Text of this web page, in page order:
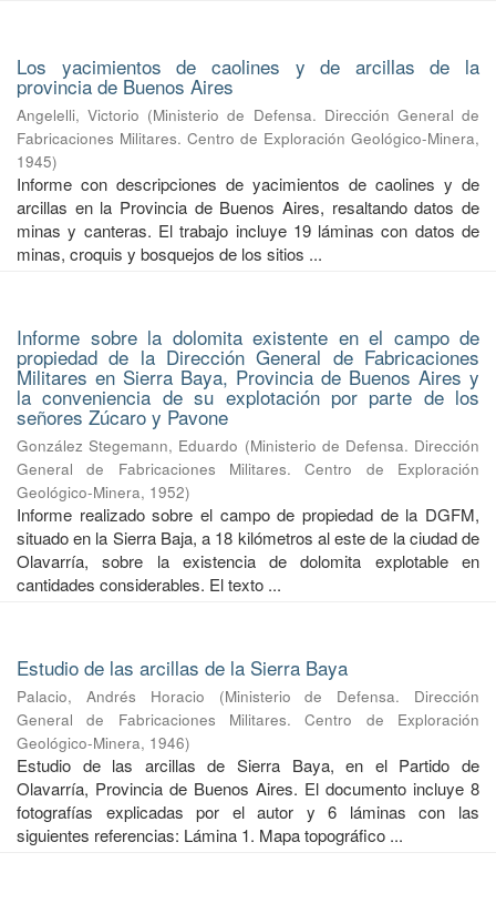
Los yacimientos de caolines y de arcillas de la
provincia de Buenos Aires
Angelelli, Victorio (Ministerio de Defensa. Dirección General de
Fabricaciones Militares. Centro de Exploración Geológico-Minera,
1945)
Informe con descripciones de yacimientos de caolines y de
arcillas en la Provincia de Buenos Aires, resaltando datos de
minas y canteras. El trabajo incluye 19 láminas con datos de
minas, croquis y bosquejos de los sitios ...
Informe sobre la dolomita existente en el campo de
propiedad de la Dirección General de Fabricaciones
Militares en Sierra Baya, Provincia de Buenos Aires y
la conveniencia de su explotación por parte de los
señores Zúcaro y Pavone
González Stegemann, Eduardo (Ministerio de Defensa. Dirección
General de Fabricaciones Militares. Centro de Exploración
Geológico-Minera, 1952)
Informe realizado sobre el campo de propiedad de la DGFM,
situado en la Sierra Baja, a 18 kilómetros al este de la ciudad de
Olavarría, sobre la existencia de dolomita explotable en
cantidades considerables. El texto ...
Estudio de las arcillas de la Sierra Baya
Palacio, Andrés Horacio (Ministerio de Defensa. Dirección
General de Fabricaciones Militares. Centro de Exploración
Geológico-Minera, 1946)
Estudio de las arcillas de Sierra Baya, en el Partido de
Olavarría, Provincia de Buenos Aires. El documento incluye 8
fotografías explicadas por el autor y 6 láminas con las
siguientes referencias: Lámina 1. Mapa topográfico ...